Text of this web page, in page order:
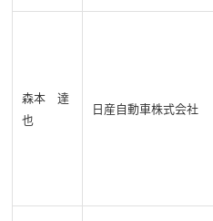
森本 達
也
日産自動車株式会社